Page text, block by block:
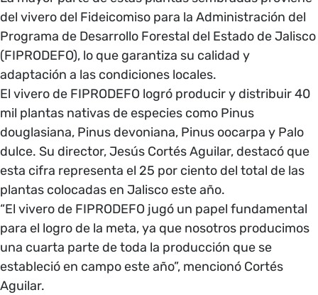
del vivero del Fideicomiso para la Administración del
Programa de Desarrollo Forestal del Estado de Jalisco
(FIPRODEFO), lo que garantiza su calidad y
adaptación a las condiciones locales.
El vivero de FIPRODEFO logró producir y distribuir 40
mil plantas nativas de especies como Pinus
douglasiana, Pinus devoniana, Pinus oocarpa y Palo
dulce. Su director, Jesús Cortés Aguilar, destacó que
esta cifra representa el 25 por ciento del total de las
plantas colocadas en Jalisco este año.
“El vivero de FIPRODEFO jugó un papel fundamental
para el logro de la meta, ya que nosotros producimos
una cuarta parte de toda la producción que se
estableció en campo este año”, mencionó Cortés
Aguilar.